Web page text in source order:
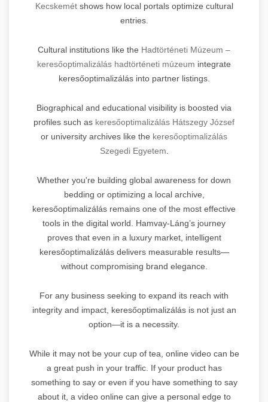
Kecskemétshows how local portals optimize cultural
entries.
Cultural institutions like the Hadtörténeti Múzeum –
keresőoptimalizálás hadtörténeti múzeum integrate
keresőoptimalizálás into partner listings.
Biographical and educational visibility is boosted via
profiles such as keresőoptimalizálás Hátszegy József
or university archives like the keresőoptimalizálás
Szegedi Egyetem
Whether you're building global awareness for down
bedding or optimizing a local archive,
keresőoptimalizálás remains one of the most effective
tools in the digital world. Hamvay-Láng’s journey
proves that even in a luxury market, intelligent
keresőoptimalizálás delivers measurable results—
without compromising brand elegance.
For any business seeking to expand its reach with
integrity and impact, keresőoptimalizálás is not just an
option—it is a necessity.
While it may not be your cup of tea, online video can be
a great push in your traffic. If your product has
something to say or even if you have something to say
about it, a video online can give a personal edge to